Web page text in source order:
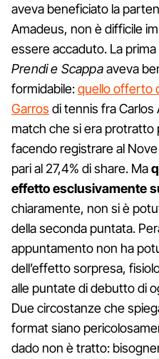
aveva beneficiato la
Amadeus, non è difficile
essere accaduto. La
Prendi e Scappaaveva
formidabile:quello offerto
Garros di tennis fra Carlos
match che si era protratto
facendo registrare al
pari al 27,4% di share. Ma
effetto esclusivamente
chiaramente, non si è
della seconda puntata.
appuntamento non ha
dell’effetto sorpresa,
alle puntate di debutto di
Due circostanze che
format siano
dado non è tratto: